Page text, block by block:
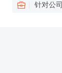
针对公司